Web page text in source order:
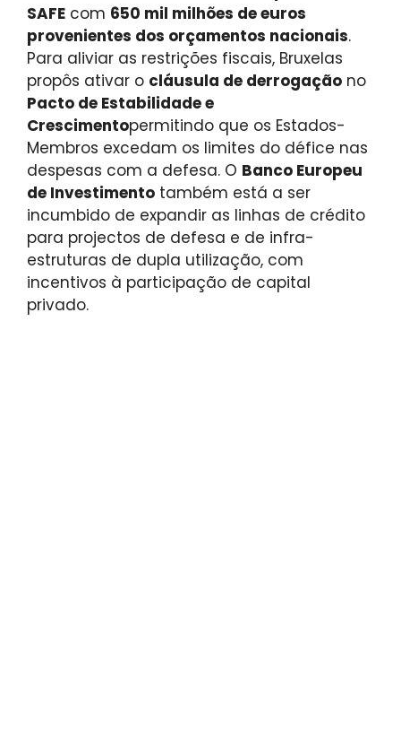
SAFE com 650 mil milhões de euros
provenientes dos orçamentos nacionais.
Para aliviar as restrições fiscais, Bruxelas
propôs ativar o cláusula de derrogação no
Pacto de Estabilidade e
Crescimentopermitindo que os Estados-
Membros excedam os limites do défice nas
despesas com a defesa. O Banco Europeu
de Investimento também está a ser
incumbido de expandir as linhas de crédito
para projectos de defesa e de infra-
estruturas de dupla utilização, com
incentivos à participação de capital
privado.